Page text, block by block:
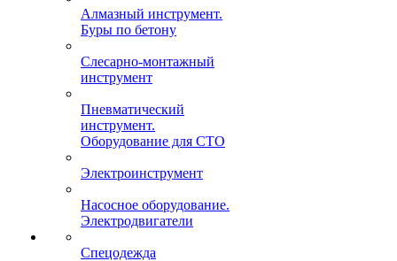
Алмазный инструмент.
Буры по бетону
Слесарно-монтажный
инструмент
Пневматический
инструмент.
Оборудование для СТО
Электроинструмент
Насосное оборудование.
Электродвигатели
Спецодежда